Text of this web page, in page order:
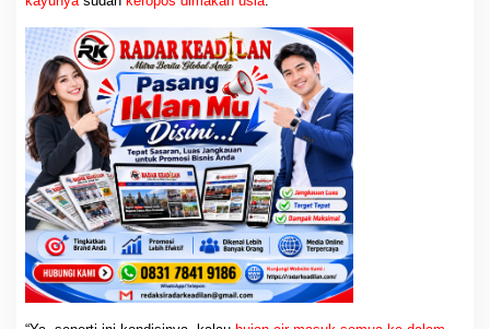
Sebelumnya,hujan deras
selalu jadi kekhawatiran Amrin.
Hembusan hujanmasuk daricelah–celah dinding beratap daun
rumbia. Bahkan, kakek renta ini seringkhawatir rumahnya ambruk
karenatiangdankayunyasudahkeropos dimakan usia